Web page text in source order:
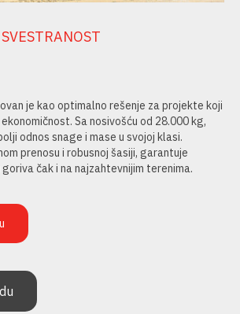
je kao optimalno rešenje za projekte koji
Sa nosivošću od 28.000 kg,
odnos snage i mase u svojoj klasi.
prenosu i robusnoj šasiji, garantuje
čak i na najzahtevnijim terenima.